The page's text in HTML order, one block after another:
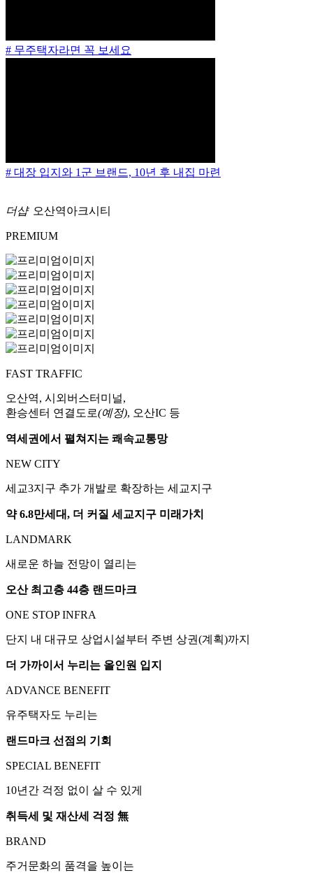
# 무주택자라면 꼭 보세요
# 대장 입지와 1군 브랜드, 10년 후 내집 마련
더샵 오산역아크시티
PREMIUM
FAST TRAFFIC
오산역, 시외버스터미널,
환승센터 연결도로(예정), 오산IC 등
역세권에서 펼쳐지는 쾌속교통망
NEW CITY
세교3지구 추가 개발로 확장하는 세교지구
약 6.8만세대, 더 커질 세교지구 미래가치
LANDMARK
새로운 하늘 전망이 열리는
오산 최고층 44층 랜드마크
ONE STOP INFRA
단지 내 대규모 상업시설부터 주변 상권(계획)까지
더 가까이서 누리는 올인원 입지
ADVANCE BENEFIT
유주택자도 누리는
랜드마크 선점의 기회
SPECIAL BENEFIT
10년간 걱정 없이 살 수 있게
취득세 및 재산세 걱정 無
BRAND
주거문화의 품격을 높이는